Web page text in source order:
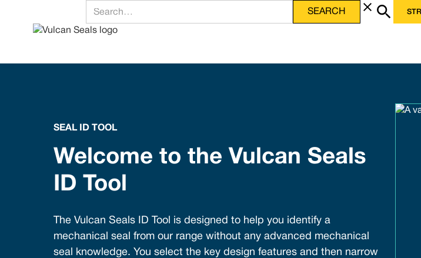
SEAL ID TOOL
Welcome to the Vulcan Seals
ID Tool
The Vulcan Seals ID Tool is designed to help you identify a
mechanical seal from our range without any advanced mechanical
seal knowledge. You select the key design features and then narrow